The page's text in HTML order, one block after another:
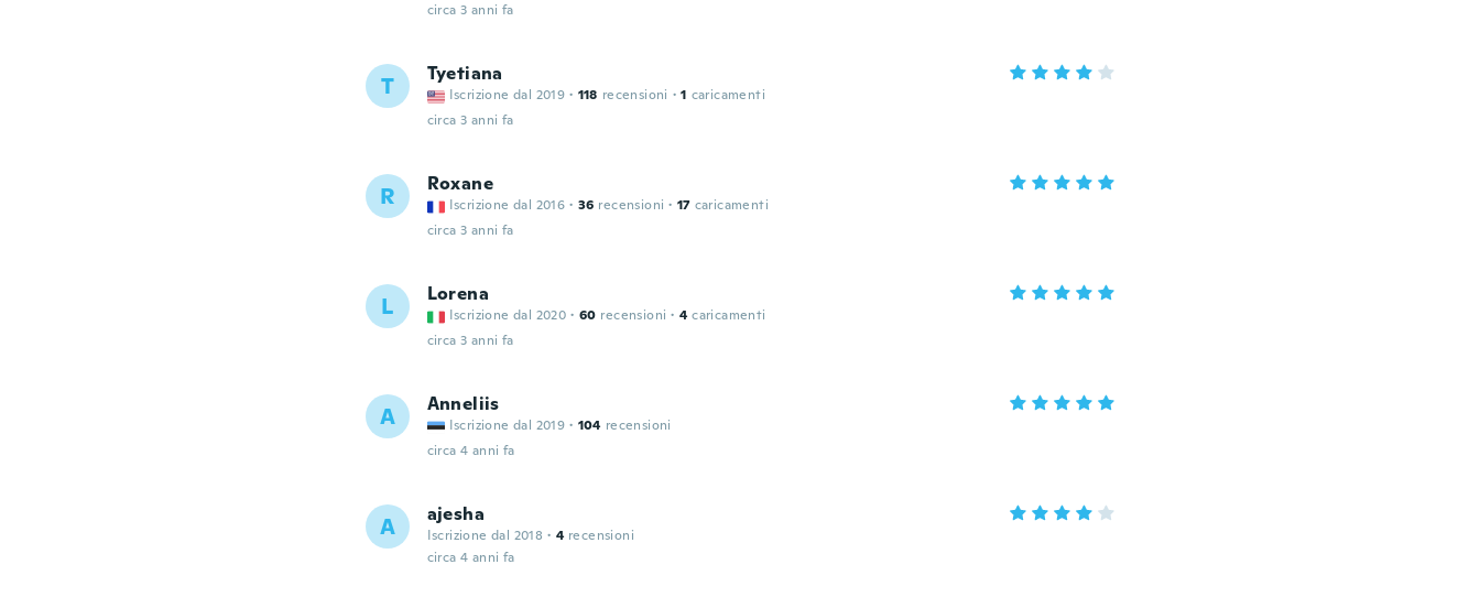
circa 3 anni fa
T Tyetiana
Iscrizione dal 2019 · 118 recensioni · 1 caricamenti
circa 3 anni fa
R Roxane
Iscrizione dal 2016 · 36 recensioni · 17 caricamenti
circa 3 anni fa
L Lorena
Iscrizione dal 2020 · 60 recensioni · 4 caricamenti
circa 3 anni fa
A Anneliis
Iscrizione dal 2019 · 104 recensioni
circa 4 anni fa
A ajesha
Iscrizione dal 2018 · 4 recensioni
circa 4 anni fa